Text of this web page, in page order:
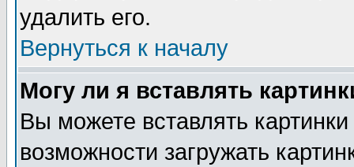
удалить его.
Вернуться к началу
Могу ли я вставлять
Вы можете вставлять
возможности загружать